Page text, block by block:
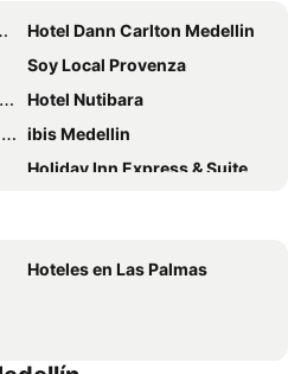
Hotel Dann Carlton Medellin
Soy Local Provenza
Hotel Nutibara
ibis Medellin
Holiday Inn Express & Suites Medellin By Ihg
Los Patios Cool Living
Hoteles en Las Palmas